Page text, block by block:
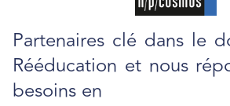
Partenaires clé dans le
Rééducation et nous
besoins en